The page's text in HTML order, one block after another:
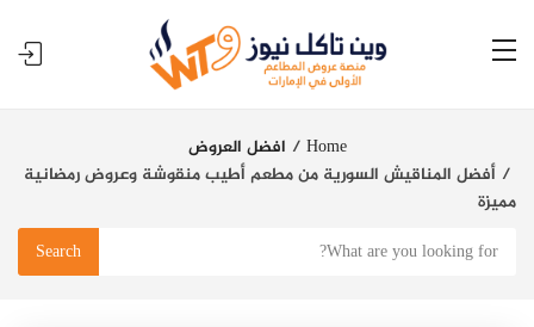
Home
افضل العروض
أفضل المناقيش السورية من مطعم أطيب منقوشة وعروض رمضانية
مميزة
Search